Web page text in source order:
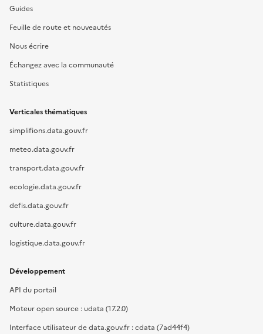
Guides
Feuille de route et nouveautés
Nous écrire
Échangez avec la communauté
Statistiques
Verticales thématiques
simplifions.data.gouv.fr
meteo.data.gouv.fr
transport.data.gouv.fr
ecologie.data.gouv.fr
defis.data.gouv.fr
culture.data.gouv.fr
logistique.data.gouv.fr
Développement
API du portail
Moteur open source : udata (17.2.0)
Interface utilisateur de data.gouv.fr : cdata (7ad44f4)